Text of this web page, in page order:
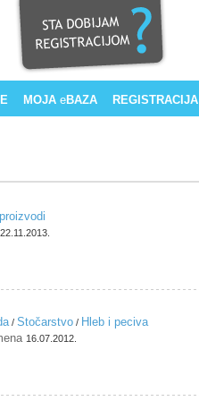
MOJA eBAZA
REGISTRACIJA
22.11.2013.
/ Stočarstvo / Hleb i peciva
16.07.2012.